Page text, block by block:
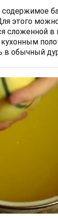
этого
сложенной в
в обычный